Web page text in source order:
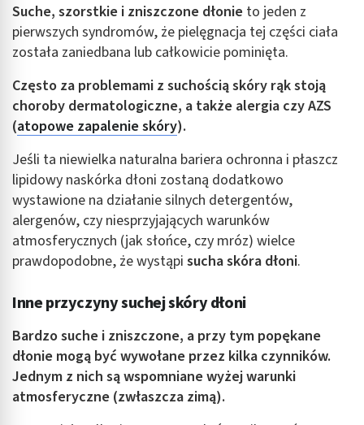
Suche, szorstkie i zniszczone dłonie to jeden z
pierwszych syndromów, że pielęgnacja tej części ciała
została zaniedbana lub całkowicie pominięta.
Często za problemami z suchością skóry rąk stoją
choroby dermatologiczne, a także alergia czy AZS
(atopowe zapalenie skóry).
Jeśli ta niewielka naturalna bariera ochronna i płaszcz
lipidowy naskórka dłoni zostaną dodatkowo
wystawione na działanie silnych detergentów,
alergenów, czy niesprzyjających warunków
atmosferycznych (jak słońce, czy mróz) wielce
prawdopodobne, że wystąpi sucha skóra dłoni.
Inne przyczyny suchej skóry dłoni
Bardzo suche i zniszczone, a przy tym popękane
dłonie mogą być wywołane przez kilka czynników.
Jednym z nich są wspomniane wyżej warunki
atmosferyczne (zwłaszcza zimą).